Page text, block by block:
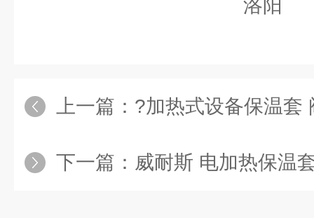
上一篇： ?加热式设备保温套 阀门加
下一篇： 威耐斯 电加热保温套 电伴